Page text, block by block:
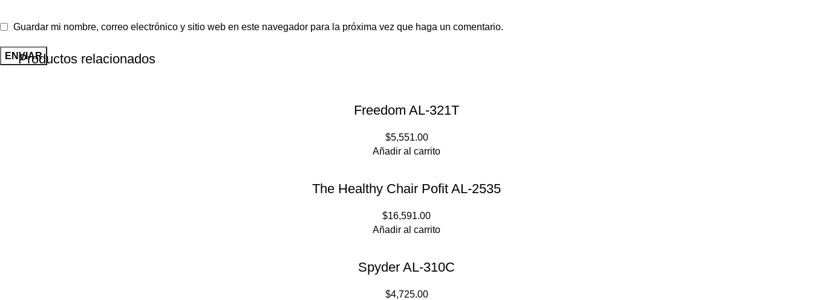
Guardar mi nombre, correo electrónico y sitio web en este navegador para la próxima vez que haga un comentario.
Productos relacionados
Freedom AL-321T
$5,551.00
Añadir al carrito
The Healthy Chair Pofit AL-2535
$16,591.00
Añadir al carrito
Spyder AL-310C
$4,725.00